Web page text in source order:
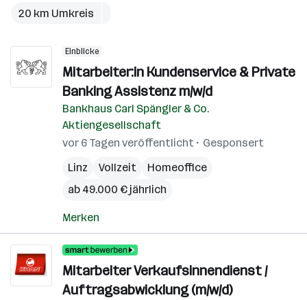
20 km Umkreis
Einblicke
Mitarbeiter:in Kundenservice & Private
Banking Assistenz m/w/d
Bankhaus Carl Spängler & Co.
Aktiengesellschaft
vor 6 Tagen veröffentlicht
Gesponsert
Linz
Vollzeit
Homeoffice
ab 49.000 € jährlich
Merken
Mitarbeiter Verkaufsinnendienst /
Auftragsabwicklung (m/w/d)